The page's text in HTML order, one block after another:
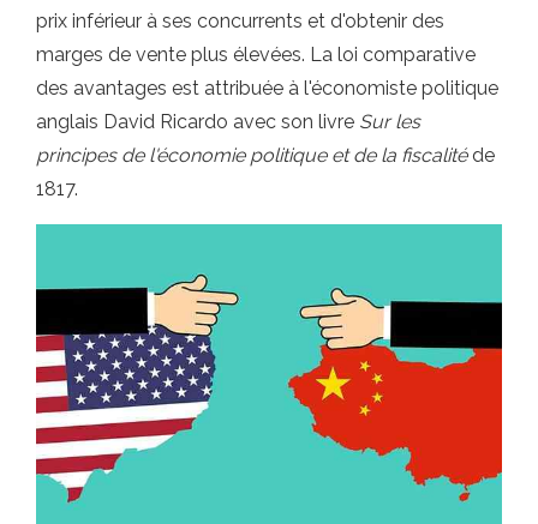
prix inférieur à ses concurrents et d'obtenir des
marges de vente plus élevées. La loi comparative
des avantages est attribuée à l'économiste politique
anglais David Ricardo avec son livre Sur les
principes de l'économie politique et de la fiscalitéde
1817.